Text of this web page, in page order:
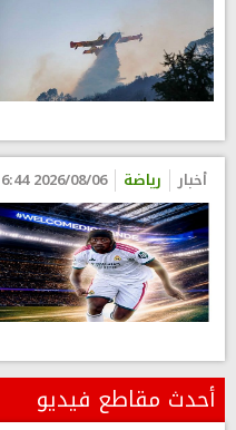
أخبار رياضة 2026/08/06 16:44
أحدث مقاطع فيديو